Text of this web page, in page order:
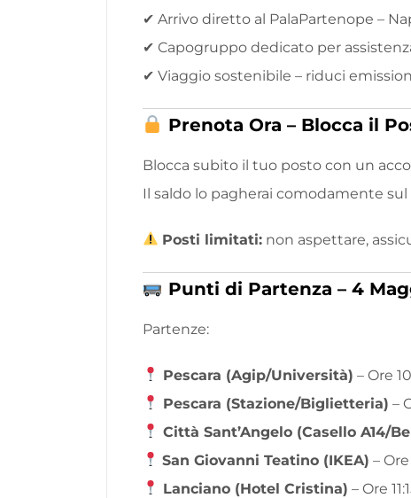
✔ Arrivo diretto al PalaPartenope –
✔ Capogruppo dedicato per
✔ Viaggio sostenibile – riduci
Prenota Ora – Blocca il
Blocca subito il tuo posto con un
Il saldo lo pagherai comodamente
Posti limitati: non aspettare,
Punti di Partenza – 4
Partenze:
Pescara (Agip/Università) – Ore
Pescara (Stazione/Biglietteria) –
Città Sant’Angelo (Casello A14/
San Giovanni Teatino (IKEA) –
Lanciano (Hotel Cristina) – Ore